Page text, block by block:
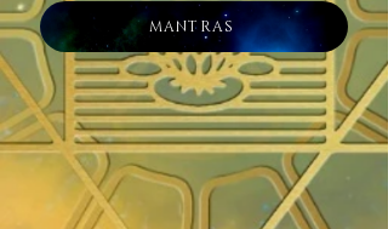
MANTRAS